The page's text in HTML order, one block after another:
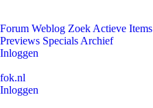
Forum Weblog Zoek Actieve Items
Previews Specials Archief
Inloggen
fok.nl
Inloggen